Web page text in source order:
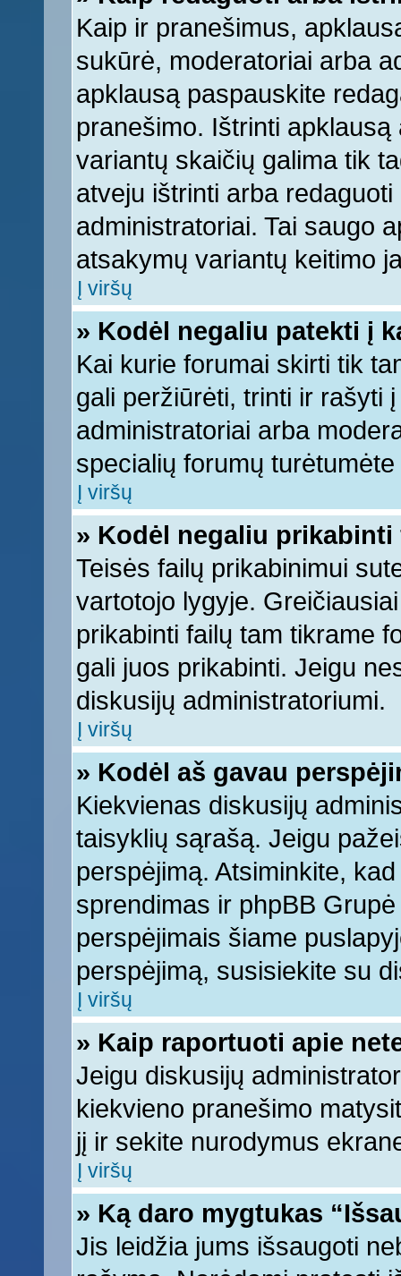
Kaip ir pranešimus,
sukūrė, moderatoriai arba
apklausą paspauskite
pranešimo. Ištrinti
variantų skaičių galima tik
atveju ištrinti arba
administratoriai. Tai saugo
atsakymų variantų keitimo
Į viršų
» Kodėl negaliu patekti į
Kai kurie forumai skirti tik
gali peržiūrėti, trinti ir rašyti
administratoriai arba
specialių forumų
Į viršų
» Kodėl negaliu prikabinti
Teisės failų prikabinimui
vartotojo lygyje.
prikabinti failų tam tikrame
gali juos prikabinti. Jeigu
diskusijų administratoriumi.
Į viršų
» Kodėl aš gavau
Kiekvienas diskusijų
taisyklių sąrašą. Jeigu
perspėjimą. Atsiminkite,
sprendimas ir phpBB
perspėjimais šiame
perspėjimą, susisiekite su
Į viršų
» Kaip raportuoti apie
Jeigu diskusijų
kiekvieno pranešimo
jį ir sekite nurodymus
Į viršų
» Ką daro mygtukas
Jis leidžia jums išsaugoti